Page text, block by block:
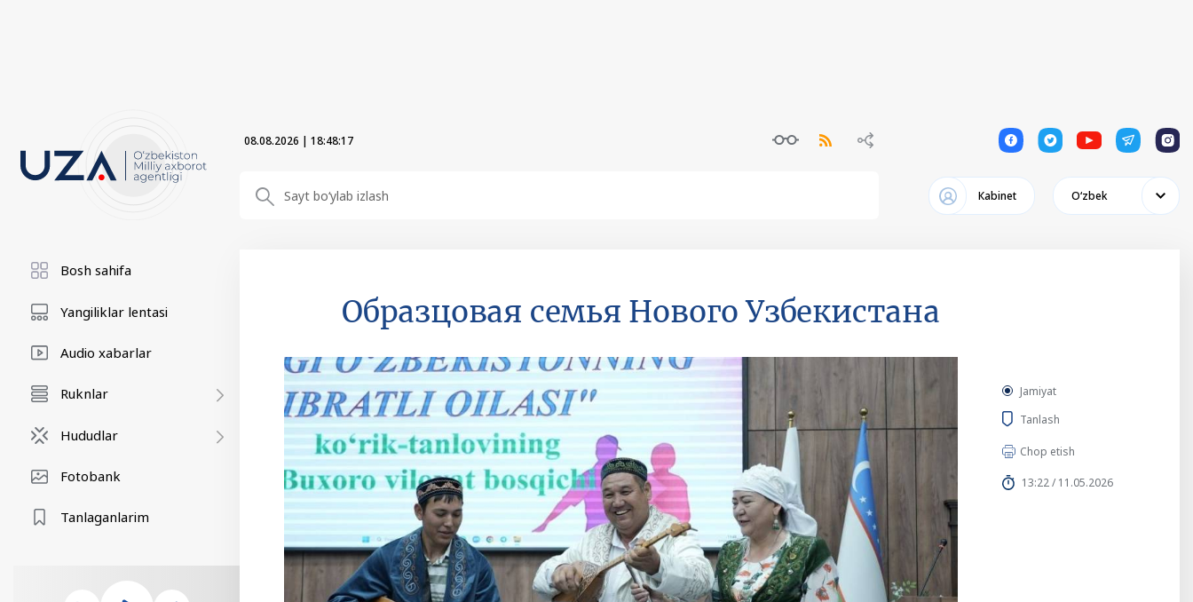
08.08.2026 | 18:48:18 1 1 1 1 1
Кabinet Oʻzbek
Bosh sahifa
Yangiliklar lentasi
Audio xabarlar
Ruknlar
Hududlar
Fotobank
Tanlaganlarim
Образцовая семья Нового Узбекистана
Jamiyat
Tanlash
Chop etish
13:22 / 11.05.2026